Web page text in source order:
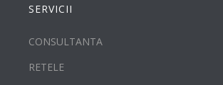
SERVICII
CONSULTANTA
RETELE